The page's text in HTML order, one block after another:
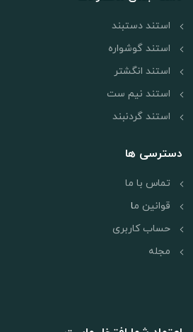
استند دستبند
استند گوشواره
استند انگشتر
استند نیم ست
استند گردنبند
دسترسی ها
تماس با ما
قوانین ما
حساب کاربری
مجله